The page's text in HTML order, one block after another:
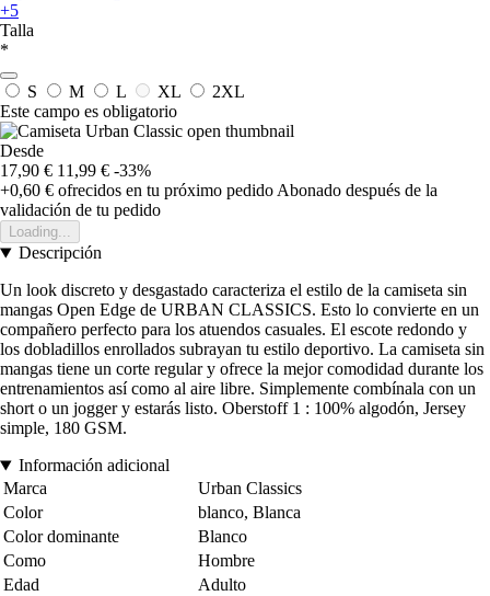
+5
Talla
*
S M L XL
2XL
Este campo es obligatorio
Desde
17,90 € 11,99 € -33%
+0,60 € ofrecidos en tu próximo pedido Abonado después de la
validación de tu pedido
Loading...
Descripción
Un look discreto y desgastado caracteriza el estilo de la camiseta sin
mangas Open Edge de URBAN CLASSICS. Esto lo convierte en un
compañero perfecto para los atuendos casuales. El escote redondo y
los dobladillos enrollados subrayan tu estilo deportivo. La camiseta sin
mangas tiene un corte regular y ofrece la mejor comodidad durante los
entrenamientos así como al aire libre. Simplemente combínala con un
short o un jogger y estarás listo. Oberstoff 1 : 100% algodón, Jersey
simple, 180 GSM.
Información adicional
Marca
Urban Classics
Color
blanco, Blanca
Color dominante
Blanco
Como
Hombre
Edad
Adulto